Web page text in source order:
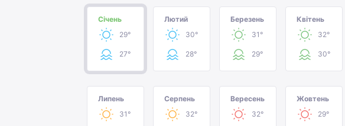
Січень
29°
27°
Лютий
30°
28°
Березень
31°
29°
Квітень
32°
30°
Липень
31°
Серпень
32°
Вересень
32°
Жовтень
29°